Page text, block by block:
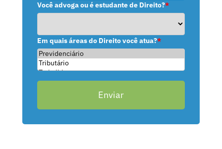
Você advoga ou é estudante de Direito?*
Em quais áreas do Direito você atua?*
Enviar